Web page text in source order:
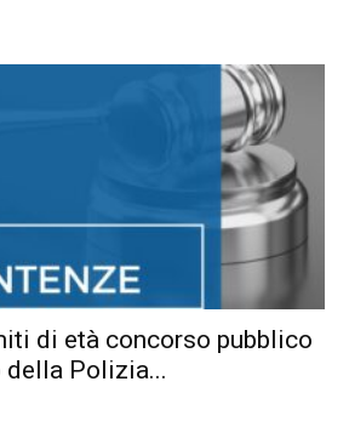
di età concorso pubblico
Polizia...